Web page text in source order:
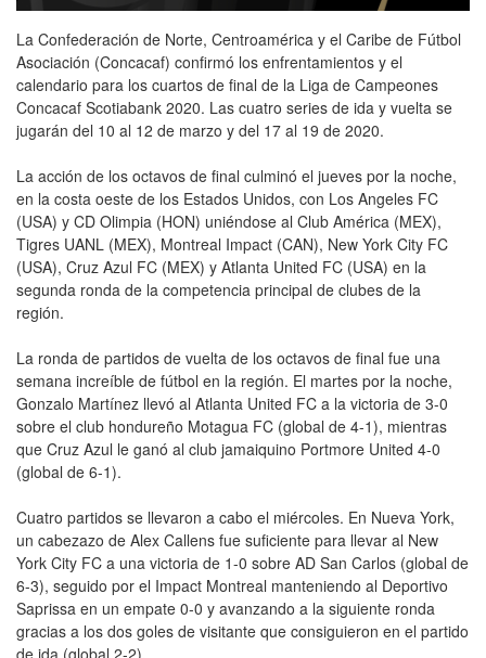
La Confederación de Norte, Centroamérica y el Caribe de Fútbol
Asociación (Concacaf) confirmó los enfrentamientos y el
calendario para los cuartos de final de la Liga de Campeones
Concacaf Scotiabank 2020. Las cuatro series de ida y vuelta se
jugarán del 10 al 12 de marzo y del 17 al 19 de 2020.
La acción de los octavos de final culminó el jueves por la noche,
en la costa oeste de los Estados Unidos, con Los Angeles FC
(USA) y CD Olimpia (HON) uniéndose al Club América (MEX),
Tigres UANL (MEX), Montreal Impact (CAN), New York City FC
(USA), Cruz Azul FC (MEX) y Atlanta United FC (USA) en la
segunda ronda de la competencia principal de clubes de la
región.
La ronda de partidos de vuelta de los octavos de final fue una
semana increíble de fútbol en la región. El martes por la noche,
Gonzalo Martínez llevó al Atlanta United FC a la victoria de 3-0
sobre el club hondureño Motagua FC (global de 4-1), mientras
que Cruz Azul le ganó al club jamaiquino Portmore United 4-0
(global de 6-1).
Cuatro partidos se llevaron a cabo el miércoles. En Nueva York,
un cabezazo de Alex Callens fue suficiente para llevar al New
York City FC a una victoria de 1-0 sobre AD San Carlos (global de
6-3), seguido por el Impact Montreal manteniendo al Deportivo
Saprissa en un empate 0-0 y avanzando a la siguiente ronda
gracias a los dos goles de visitante que consiguieron en el partido
de ida (global 2-2).